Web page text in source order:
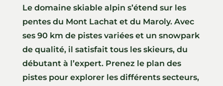
Le domaine skiable alpin s’étend sur les
pentes du Mont Lachat et du Maroly. Avec
ses 90 km de pistes variées et un snowpark
de qualité, il satisfait tous les skieurs, du
débutant à l’expert. Prenez le plan des
pistes pour explorer les différents secteurs,